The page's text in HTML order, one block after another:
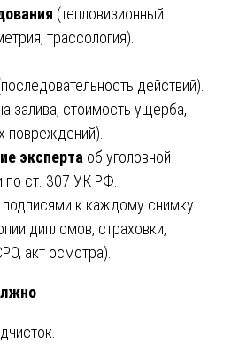
(тепловизионный
трассология).
действий).
залива, стоимость ущерба,
повреждений).
эксперта об уголовной
по ст. 307 УК РФ.
подписями к каждому снимку.
дипломов, страховки,
акт осмотра).